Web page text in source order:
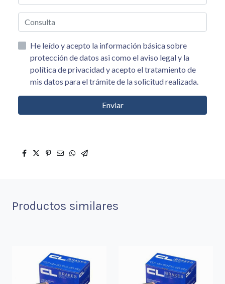
He leído y acepto la información básica sobre
protección de datos asi como el aviso legal y la
política de privacidad y acepto el tratamiento de
mis datos para el trámite de la solicitud realizada.
Enviar
Productos similares